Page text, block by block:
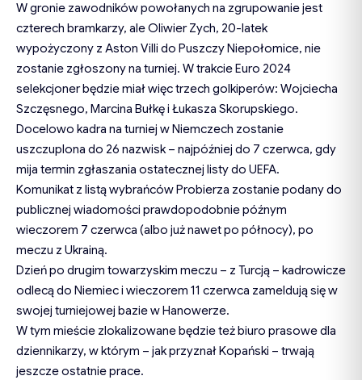
W gronie zawodników powołanych na zgrupowanie jest
czterech bramkarzy, ale Oliwier Zych, 20-latek
wypożyczony z Aston Villi do Puszczy Niepołomice, nie
zostanie zgłoszony na turniej. W trakcie Euro 2024
selekcjoner będzie miał więc trzech golkiperów: Wojciecha
Szczęsnego, Marcina Bułkę i Łukasza Skorupskiego.
Docelowo kadra na turniej w Niemczech zostanie
uszczuplona do 26 nazwisk – najpóźniej do 7 czerwca, gdy
mija termin zgłaszania ostatecznej listy do UEFA.
Komunikat z listą wybrańców Probierza zostanie podany do
publicznej wiadomości prawdopodobnie późnym
wieczorem 7 czerwca (albo już nawet po północy), po
meczu z Ukrainą.
Dzień po drugim towarzyskim meczu – z Turcją – kadrowicze
odlecą do Niemiec i wieczorem 11 czerwca zameldują się w
swojej turniejowej bazie w Hanowerze.
W tym mieście zlokalizowane będzie też biuro prasowe dla
dziennikarzy, w którym – jak przyznał Kopański – trwają
jeszcze ostatnie prace.